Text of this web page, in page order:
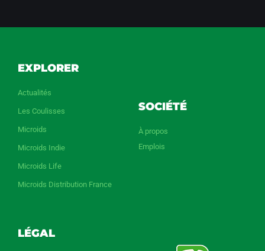
EXPLORER
Actualités
Les Coulisses
Microids
Microids Indie
Microids Life
Microids Distribution France
SOCIÉTÉ
À propos
Emplois
LÉGAL